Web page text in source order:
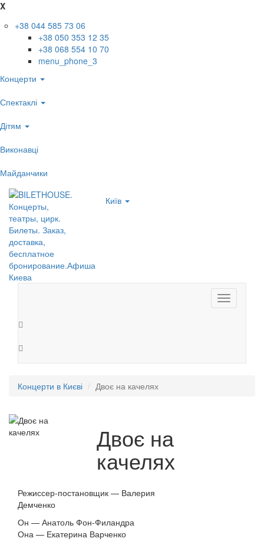
X
+38 044 585 73 06
+38 050 353 12 35
+38 068 554 10 70
menu_phone_3
Концерти
Спектаклі
Дітям
Виконавці
Майданчики
Київ
Toggle
navigation
Концерти в Києві Двоє на качелях
Двоє на
качелях
Режиссер-постановщик — Валерия
Демченко
Он — Анатоль Фон-Филандра
Она — Екатерина Варченко